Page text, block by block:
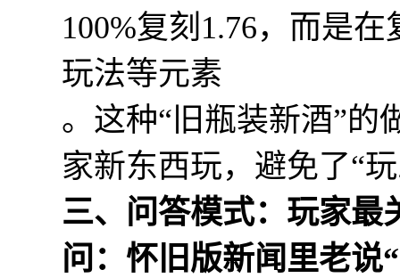
100%复刻1.76，而是
玩法等元素
。这种“旧瓶装新酒”的
家新东西玩，避免了“
三、问答模式：玩家最
问：怀旧版新闻里老说